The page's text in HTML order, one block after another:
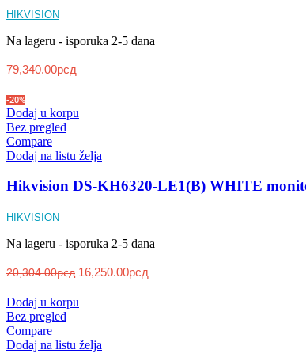
HIKVISION
Na lageru - isporuka 2-5 dana
79,340.00рсд
-20%
Dodaj u korpu
Bez pregled
Compare
Dodaj na listu želja
Hikvision DS-KH6320-LE1(B) WHITE
HIKVISION
Na lageru - isporuka 2-5 dana
20,304.00рсд 16,250.00рсд
Dodaj u korpu
Bez pregled
Compare
Dodaj na listu želja